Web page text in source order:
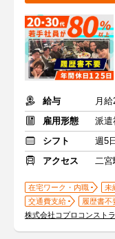
給与
月
雇用形態
派遣
シフト
週5
アクセス
二宮
在宅ワーク・内職 未
交通費支給
履歴書不
株式会社コプロコンスト